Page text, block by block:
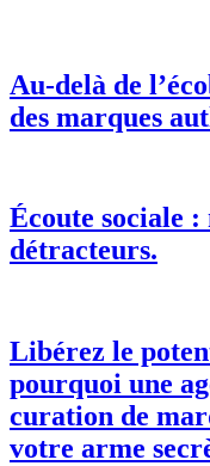
Au-delà de
des marques
Écoute sociale :
détracteurs.
Libérez le
pourquoi une
curation de
votre arme